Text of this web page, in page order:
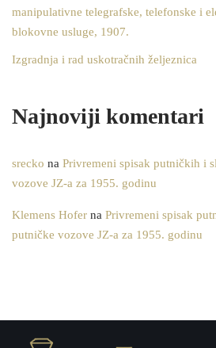
manipulativne telegrafske, telefonske i
blokovne usluge, 1907.
Izgradnja i rad uskotračnih željeznica
Najnoviji komentari
srecko na Privremeni spisak putničkih i
vozove JZ-a za 1955. godinu
Klemens Hofer na Privremeni spisak
putničke vozove JZ-a za 1955. godinu